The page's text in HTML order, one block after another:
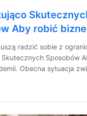
Aby robić
radzić sobie z
Sposobów
Obecna sytuacja